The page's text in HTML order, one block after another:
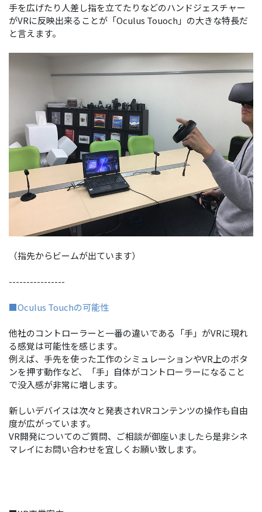
手を広げたり人差し指を立てたりなどのハンドジェスチャー
がVRに反映出来ることが「Oculus Touoch」の大きな特長だ
と言えます。
（指先からビームが出ています）
----------------
■Oculus Touchの可能性
他社のコントローラーと一番の違いである「手」がVRに現れ
る感覚は可能性を感じます。
例えば、手先を使った工作のシミュレーションやVR上のボタ
ンを押す動作など、「手」自体がコントローラーになること
で没入感が非常に増します。
新しいデバイスは次々と発表されVRコンテンツの操作も自由
度が広がっています。
VR開発についてのご質問、ご相談が御座いましたら是非シネ
マレイにお問い合わせを宜しくお願い致します。